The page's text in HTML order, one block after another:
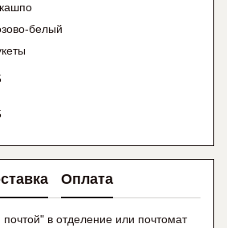
белый
Оплата
в отделение или почтомат